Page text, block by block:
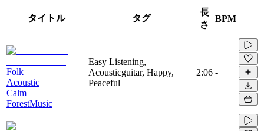
タイトル タグ
長
さ
BPM
Folk
Acoustic
Calm
ForestMusic
Easy Listening,
Acousticguitar, Happy,
Peaceful
2:06 -